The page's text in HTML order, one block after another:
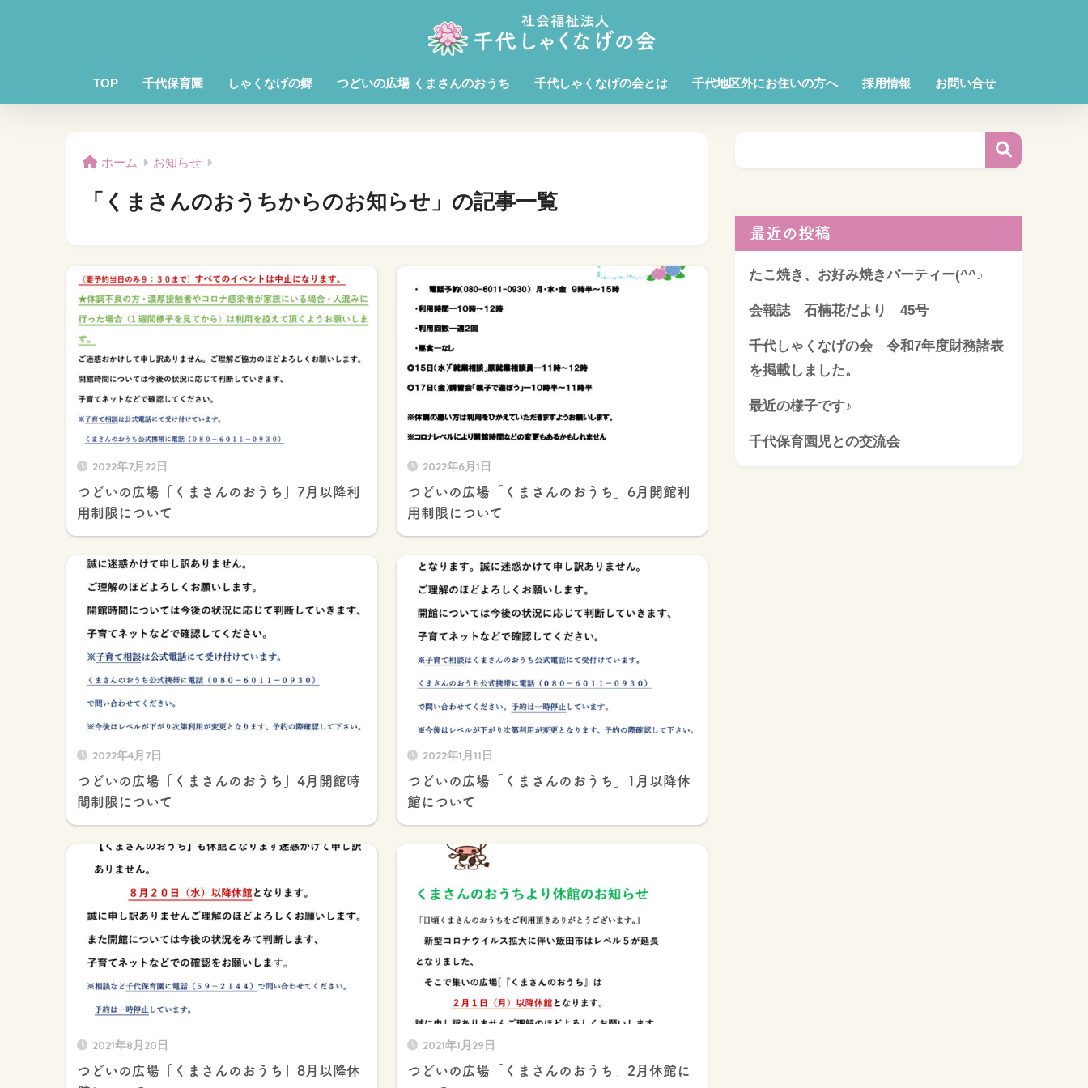
TOP 千代保育園 しゃくなげの郷 つどいの広場 くまさんのおうち 千代しゃくなげの会とは 千代地区外にお住いの方へ 採用情報 お問い合せ
ホーム お知らせ
「くまさんのおうちからのお知らせ」の記事一覧
2022年7月22日
つどいの広場「くまさんのおうち」7月以降利
用制限について
2022年6月1日
つどいの広場「くまさんのおうち」6月開館利
用制限について
2022年4月7日
つどいの広場「くまさんのおうち」4月開館時
間制限について
2022年1月11日
つどいの広場「くまさんのおうち」1月以降休
館について
2021年8月20日
つどいの広場「くまさんのおうち」8月以降休
2021年1月29日
つどいの広場「くまさんのおうち」2月休館に
最近の投稿
たこ焼き、お好み焼きパーティー(^^♪
会報誌 石楠花だより 45号
千代しゃくなげの会 令和7年度財務諸表
を掲載しました。
最近の様子です♪
千代保育園児との交流会